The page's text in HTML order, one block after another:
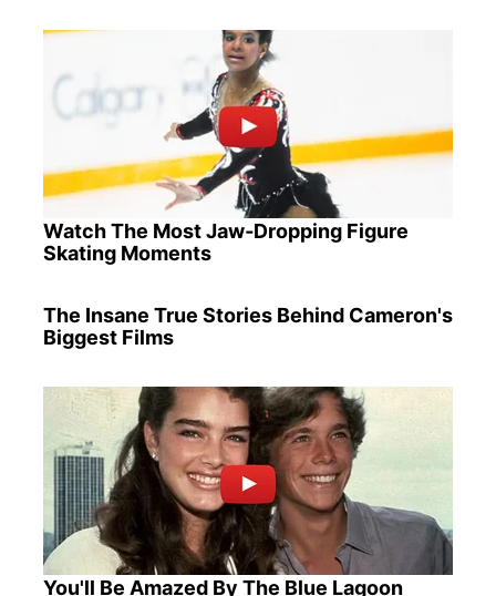
Watch The Most Jaw‑Dropping Figure
Skating Moments
The Insane True Stories Behind Cameron's
Biggest Films
You'll Be Amazed By The Blue Lagoon